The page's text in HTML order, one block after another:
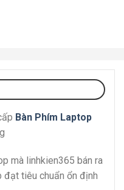
Bàn Phím Laptop
mà linhkien365 bán ra
đạt tiêu chuẩn ổn định